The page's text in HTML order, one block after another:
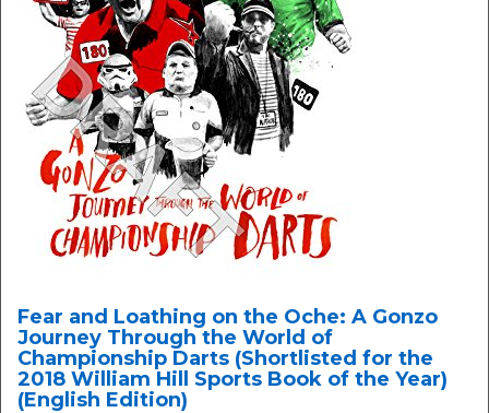
Fear and Loathing on the Oche: A Gonzo
Journey Through the World of
Championship Darts (Shortlisted for the
2018 William Hill Sports Book of the Year)
(English Edition)